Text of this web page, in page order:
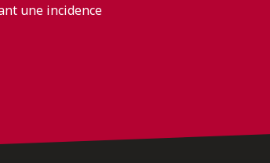
une incidence